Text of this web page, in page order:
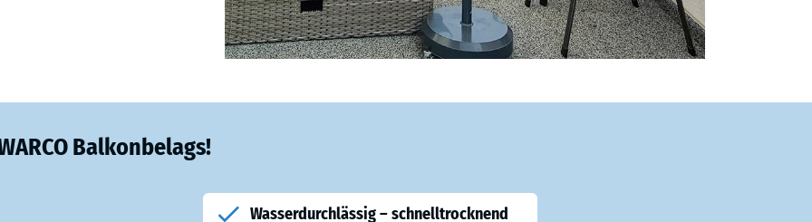
Balkonbelags!
Wasserdurchlässig – schnelltrocknend